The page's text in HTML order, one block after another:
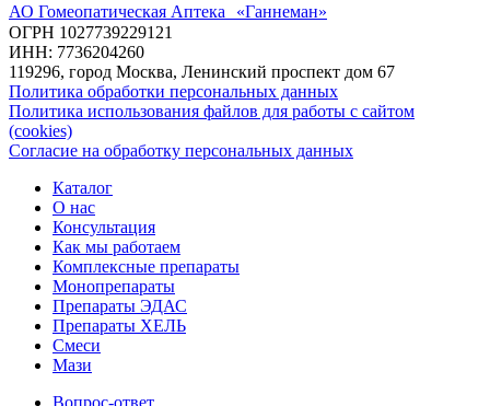
АО Гомеопатическая Аптека «Ганнеман»
ОГРН 1027739229121
ИНН: 7736204260
119296, город Москва, Ленинский проспект дом 67
Политика обработки персональных данных
Политика использования файлов для работы с сайтом
(cookies)
Согласие на обработку персональных данных
Каталог
О нас
Консультация
Как мы работаем
Комплексные препараты
Монопрепараты
Препараты ЭДАС
Препараты ХЕЛЬ
Смеси
Мази
Вопрос-ответ